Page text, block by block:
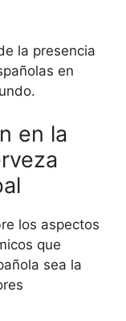
la presencia
en
en la
los aspectos
que
sea la